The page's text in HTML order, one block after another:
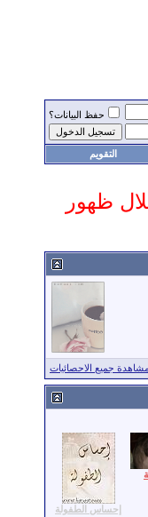
حفظ البيانات؟
التقويم
ظهور
مشاهدة جميع الاحصائيات
إحساس الطفولة